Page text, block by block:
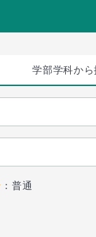
学部学科から
：普通